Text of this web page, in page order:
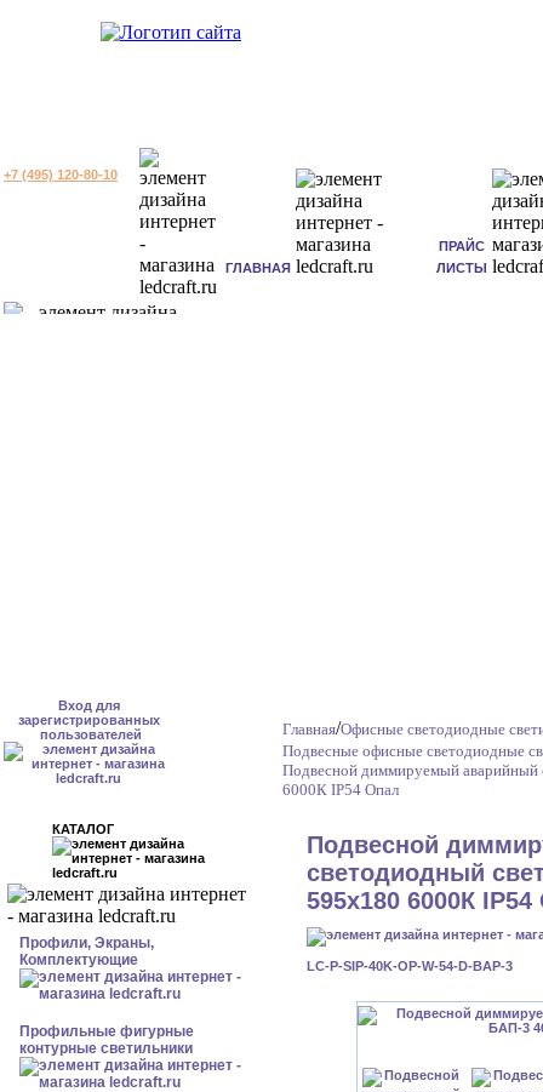
+7 (495) 120-80-10
ГЛАВНАЯ
ПРАЙС
ЛИСТЫ
Вход для
зарегистрированных
пользователей
КАТАЛОГ
Профили, Экраны,
Комплектующие
Профильные фигурные
контурные светильники
Главная/Офисные светодиодные
Подвесные офисные светодиодные
Подвесной диммируемый
6000К IP54 Опал
Подвесной
светодиодный
595x180 6000К
LC-P-SIP-40K-OP-W-54-D-BAP-3